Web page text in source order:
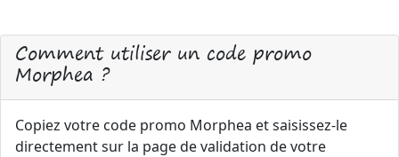
Comment utiliser un code promo
Morphea ?
Copiez votre code promo Morphea et saisissez-le
directement sur la page de validation de votre